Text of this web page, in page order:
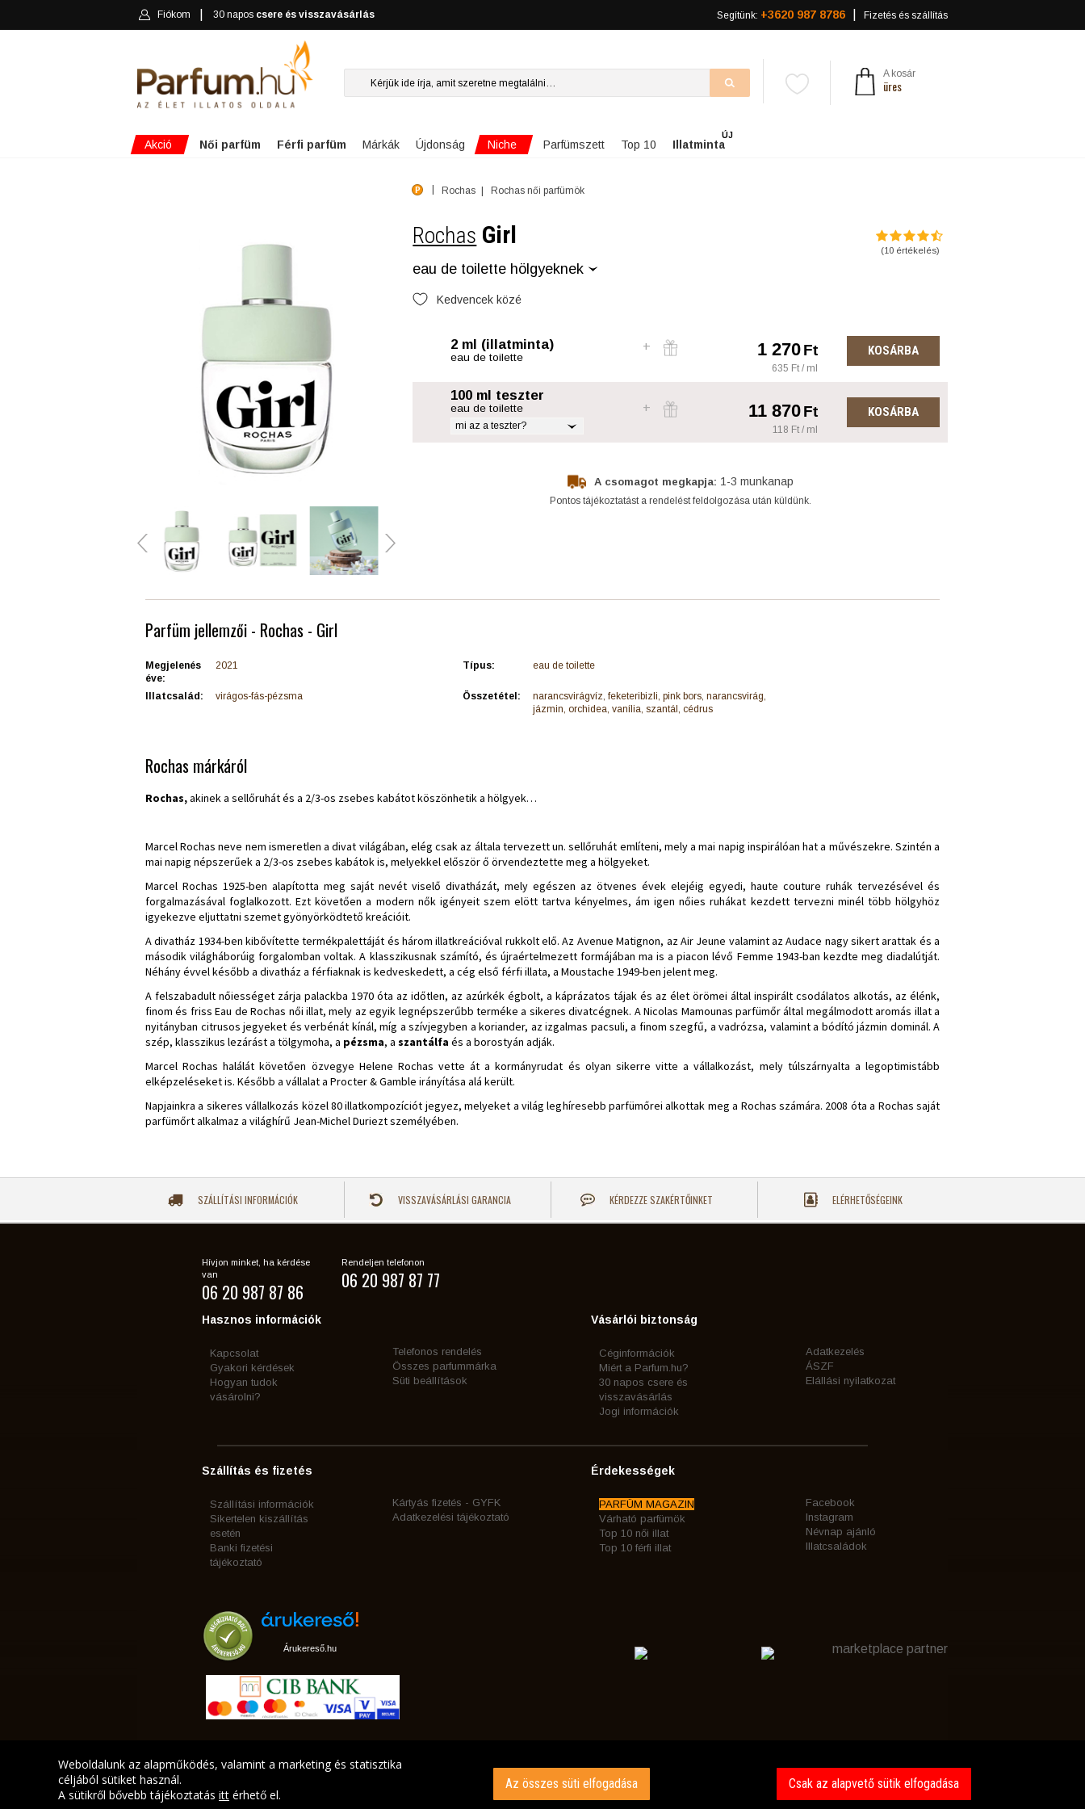
Fiókom 30 napos csere és visszavásárlás Segítünk: +3620 987 8786 Fizetés és szállítás
A kosár
üres
Akció Női parfüm Férfi parfüm Márkák Újdonság Niche Parfümszett Top 10 Illatminta
ÚJ
Rochas Rochas női parfümök
Rochas Girl
eau de toilette hölgyeknek
Kedvencek közé
(10értékelés)
2 ml (illatminta)
eau de toilette 1 270Ft
635 Ft / ml
KOSÁRBA
100 ml teszter
eau de toilette
mi az a teszter?
11 870Ft
118 Ft / ml
KOSÁRBA
A csomagot megkapja: 1-3 munkanap
Pontos tájékoztatást a rendelést feldolgozása után küldünk.
Parfüm jellemzői - Rochas - Girl
Megjelenés
éve:
2021 Típus: eau de toilette
Illatcsalád: virágos-fás-pézsma Összetétel:
narancsvirágvíz, feketeribizli, pink bors, narancsvirág,
jázmin, orchidea, vanília, szantál, cédrus
Rochas márkáról
Rochas,akinek a sellőruhát és a 2/3-os zsebes kabátot köszönhetik a hölgyek…
Marcel Rochas neve nem ismeretlen a divat világában, elég csak az általa tervezett un. sellőruhát említeni, mely a mai napig inspirálóan hat a művészekre. Szintén a
mai napig népszerűek a 2/3-os zsebes kabátok is, melyekkel először ő örvendeztette meg a hölgyeket.
Marcel Rochas 1925-ben alapította meg saját nevét viselő divatházát, mely egészen az ötvenes évek elejéig egyedi, haute couture ruhák tervezésével és
forgalmazásával foglalkozott. Ezt követően a modern nők igényeit szem elött tartva kényelmes, ám igen nőies ruhákat kezdett tervezni minél több hölgyhöz
igyekezve eljuttatni szemet gyönyörködtető kreációit.
A divatház 1934-ben kibővítette termékpalettáját és három illatkreációval rukkolt elő. Az Avenue Matignon, az Air Jeune valamint az Audace nagy sikert arattak és a
második világháborúig forgalomban voltak. A klasszikusnak számító, és újraértelmezett formájában ma is a piacon lévő Femme 1943-ban kezdte meg diadalútját.
Néhány évvel később a divatház a férfiaknak is kedveskedett, a cég első férfi illata, a Moustache 1949-ben jelent meg.
A felszabadult nőiességet zárja palackba 1970 óta az időtlen, az azúrkék égbolt, a káprázatos tájak és az élet örömei által inspirált csodálatos alkotás, az élénk,
finom és friss Eau de Rochas női illat, mely az egyik legnépszerűbb terméke a sikeres divatcégnek. A Nicolas Mamounas parfümőr által megálmodott aromás illat a
nyitányban citrusos jegyeket és verbénát kínál, míg a szívjegyben a koriander, az izgalmas pacsuli, a finom szegfű, a vadrózsa, valamint a bódító jázmin dominál. A
szép, klasszikus lezárást a tölgymoha, a pézsma, a szantálfa és a borostyán adják.
Marcel Rochas halálát követően özvegye Helene Rochas vette át a kormányrudat és olyan sikerre vitte a vállalkozást, mely túlszárnyalta a legoptimistább
elképzeléseket is. Később a vállalat a Procter & Gamble irányítása alá került.
Napjainkra a sikeres vállalkozás közel 80 illatkompozíciót jegyez, melyeket a világ leghíresebb parfümőrei alkottak meg a Rochas számára. 2008 óta a Rochas saját
parfümőrt alkalmaz a világhírű Jean-Michel Duriezt személyében.
SZÁLLÍTÁSI INFORMÁCIÓK VISSZAVÁSÁRLÁSI GARANCIA KÉRDEZZE SZAKÉRTŐINKET ELÉRHETŐSÉGEINK
Hívjon minket, ha kérdése
van
06 20 987 87 86
Rendeljen telefonon
06 20 987 87 77
Hasznos információk
Kapcsolat
Gyakori kérdések
Hogyan tudok
vásárolni?
Telefonos rendelés
Összes parfummárka
Süti beállítások
Vásárlói biztonság
Céginformációk
Miért a Parfum.hu?
30 napos csere és
visszavásárlás
Jogi információk
Adatkezelés
ÁSZF
Elállási nyilatkozat
Szállítás és fizetés
Szállítási információk
Sikertelen kiszállítás
esetén
Banki fizetési
tájékoztató
Kártyás fizetés - GYFK
Adatkezelési tájékoztató
Érdekességek
PARFÜM MAGAZIN
Várható parfümök
Top 10 női illat
Top 10 férfi illat
Facebook
Instagram
Névnap ajánló
Illatcsaládok
Árukereső.hu marketplace partner
Weboldalunk az alapműködés, valamint a marketing és statisztika
céljából sütiket használ.
A sütikről bővebb tájékoztatás itt érhető el.
Az összes süti elfogadása Csak az alapvető sütik elfogadása